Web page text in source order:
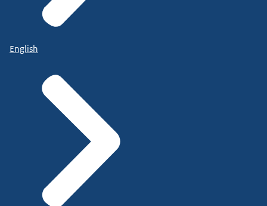
English